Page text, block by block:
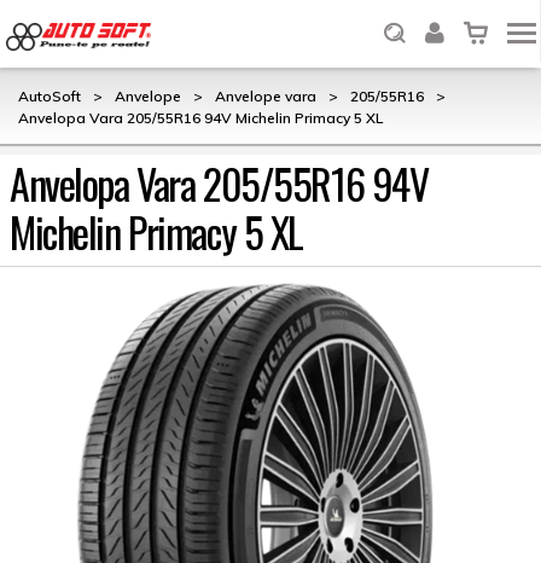
AutoSoft > Anvelope > Anvelope vara > 205/55R16
>
Anvelopa Vara 205/55R16 94V Michelin Primacy 5 XL
Anvelopa Vara 205/55R16 94V
Michelin Primacy 5 XL